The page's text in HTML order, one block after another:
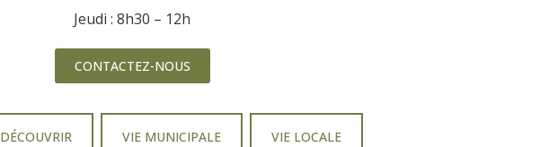
Jeudi : 8h30 – 12h
CONTACTEZ-NOUS
DÉCOUVRIR VIE MUNICIPALE VIE LOCALE